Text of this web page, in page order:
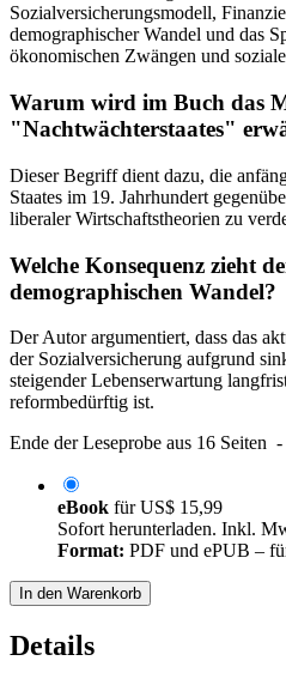
Sozialversicherungsmodell,
demographischer Wandel und das
ökonomischen Zwängen und
Warum wird im Buch das
"Nachtwächterstaates"
Dieser Begriff dient dazu, die
Staates im 19. Jahrhundert
liberaler Wirtschaftstheorien zu
Welche Konsequenz zieht
demographischen Wandel?
Der Autor argumentiert, dass das
der Sozialversicherung aufgrund
steigender Lebenserwartung
reformbedürftig ist.
Ende der Leseprobe aus 16 Seiten -
eBook fürUS$ 15,99
Sofort herunterladen. Inkl.
Format: PDF und ePUB –
In den Warenkorb
Details